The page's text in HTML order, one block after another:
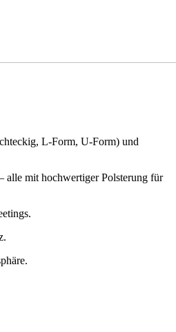
L-Form, U-Form) und
alle mit hochwertiger Polsterung für